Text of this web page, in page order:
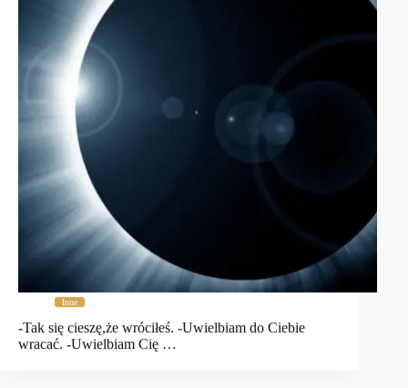
Inne
-Tak się cieszę,że wróciłeś. -Uwielbiam do Ciebie
wracać. -Uwielbiam Cię …